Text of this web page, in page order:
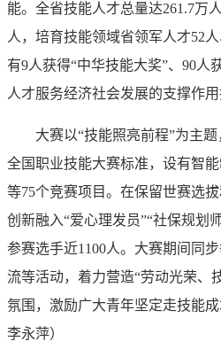
能。全省技能人才总量达261.7万
人，培育技能领域省领军人才52
有9人获得“中华技能大奖”、90人
人才服务经济社会发展的支撑作用
大赛以“技能照亮前程”为主
全国职业技能大赛标准，设有智
等75个竞赛项目。在保留世赛选
创新融入“爱心理发员”“社保规划
参赛选手近1100人。大赛期间同
流等活动，着力营造“劳动光荣、
氛围，激励广大青年坚定走技能
李永萍）